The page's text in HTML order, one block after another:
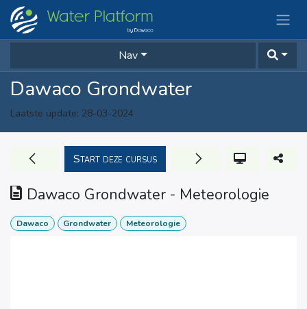
Overslaan naar inhoud
Nav
Dawaco Grondwater
Laatste update: 28-03-2024
Dawaco Grondwater - Meteorologie
Start deze cursus
Dawaco Grondwater Meteorologie